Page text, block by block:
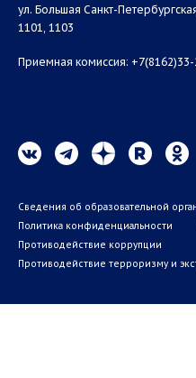
ул. Большая Санкт-
1101, 1103
Приемная комиссия:
Сведения об образовательной
Политика конфиденциальности
Противодействие коррупции
Противодействие терроризму и